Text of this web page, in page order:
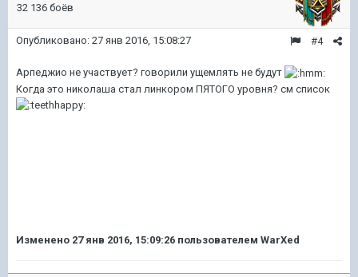
32 136 боёв
#4
Опубликовано: 27 янв 2016, 15:08:27
Арпеджио не участвует? говорили ущемлять не будут
Когда это николаша стал линкором ПЯТОГО уровня? см список
Изменено 27 янв 2016, 15:09:26 пользователем WarXed